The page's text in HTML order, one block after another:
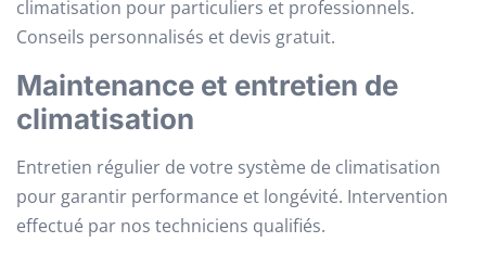
climatisation pour particuliers et professionnels.
Conseils personnalisés et devis gratuit.
Maintenance et entretien de
climatisation
Entretien régulier de votre système de climatisation
pour garantir performance et longévité. Intervention
effectué par nos techniciens qualifiés.